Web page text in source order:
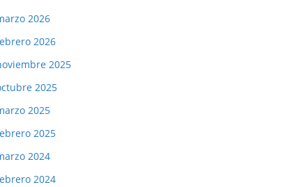
2026
2026
2025
2025
2025
2025
2024
2024